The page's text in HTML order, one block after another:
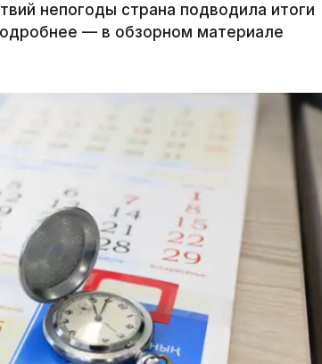
непогоды страна подводила итоги
— в обзорном материале